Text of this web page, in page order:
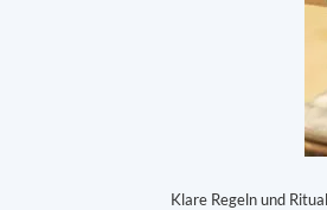
Klare Regeln und